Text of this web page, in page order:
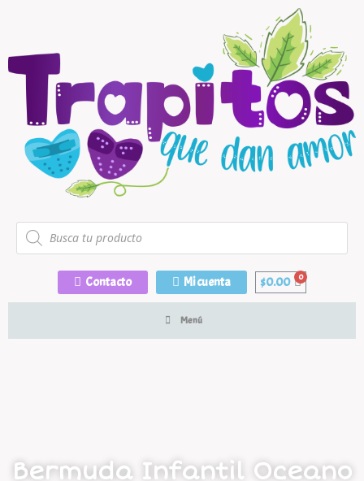
Contacto Mi cuenta $0.00
Menú
Bermuda Infantil Oceano